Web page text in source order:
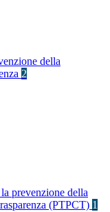
della
2
prevenzione della
(PTPCT) 1